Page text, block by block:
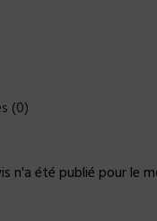
(0)
n'a été publié pour le